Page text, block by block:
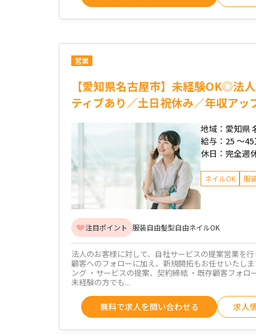
営業
【愛知県名古屋市】未経験OK◎法
ティブあり／土日祝休み／年収アッ
地域： 愛知県
給与： 25 ～
休日： 完全週
ネイルOK 服
注目ポイント 服装自由髪型自由ネイルOK
法人のお客様に対して、自社サービスの提案営業を
顧客へのフォローに加え、新規開拓もお任せいたし
ング ・サービスの提案、契約締結 ・既存顧客フォロ
未経験の方でも...
無料で求人を問い合わせる 求人